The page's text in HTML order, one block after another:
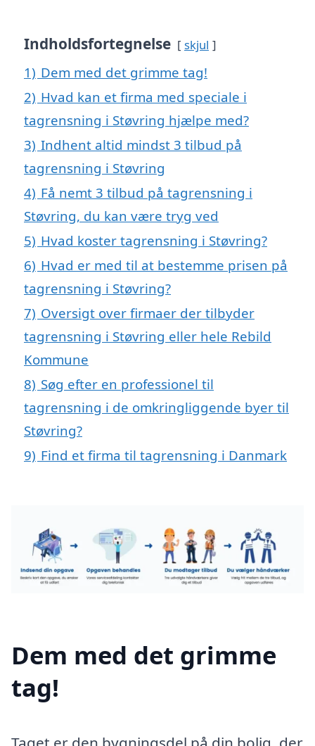
Indholdsfortegnelse skjul
1) Dem med det grimme tag!
2) Hvad kan et firma med speciale i
tagrensning i Støvring hjælpe med?
3) Indhent altid mindst 3 tilbud på
tagrensning i Støvring
4) Få nemt 3 tilbud på tagrensning i
Støvring, du kan være tryg ved
5) Hvad koster tagrensning i Støvring?
6) Hvad er med til at bestemme prisen på
tagrensning i Støvring?
7) Oversigt over firmaer der tilbyder
tagrensning i Støvring eller hele Rebild
Kommune
8) Søg efter en professionel til
tagrensning i de omkringliggende byer til
Støvring?
9) Find et firma til tagrensning i Danmark
Dem med det grimme
tag!